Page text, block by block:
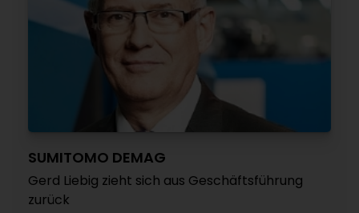
SUMITOMO DEMAG
Gerd Liebig zieht sich aus Geschäftsführung
zurück